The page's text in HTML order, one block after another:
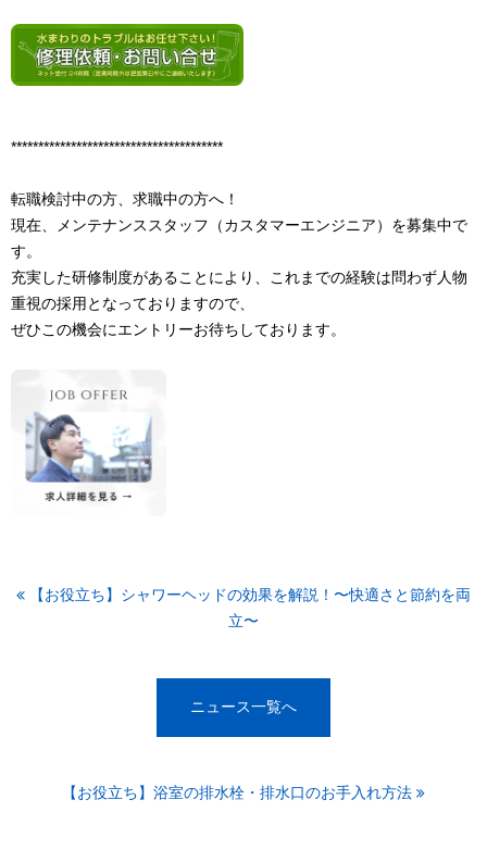
***************************************
転職検討中の方、求職中の方へ！
現在、メンテナンススタッフ（カスタマーエンジニア）を募集中で
す。
充実した研修制度があることにより、これまでの経験は問わず人物
重視の採用となっておりますので、
ぜひこの機会にエントリーお待ちしております。
【お役立ち】シャワーヘッドの効果を解説！〜快適さと節約を両
立〜
ニュース一覧へ
【お役立ち】浴室の排水栓・排水口のお手入れ方法